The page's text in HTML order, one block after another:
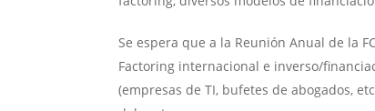
Se espera que a la Reunión Anual de la
Factoring internacional e inverso/
(empresas de TI, bufetes de abogados,